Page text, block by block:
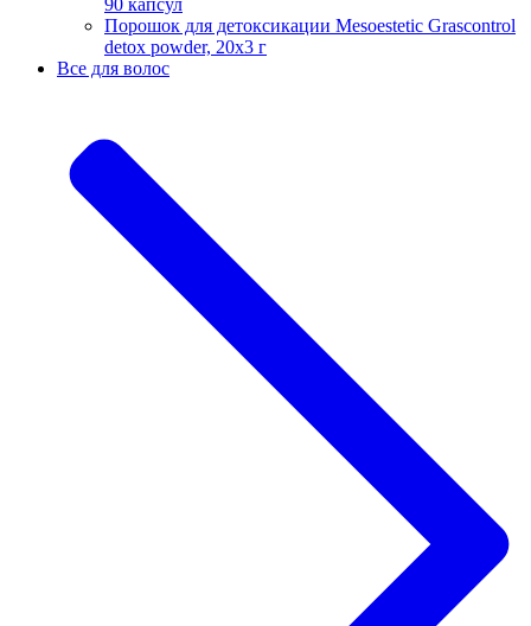
Порошок для детоксикации Mesoestetic Grascontrol
detox powder, 20х3 г
Все для волос